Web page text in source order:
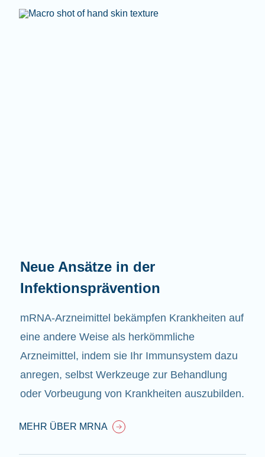
Neue Ansätze in der
Infektionsprävention
mRNA-Arzneimittel bekämpfen Krankheiten auf
eine andere Weise als herkömmliche
Arzneimittel, indem sie Ihr Immunsystem dazu
anregen, selbst Werkzeuge zur Behandlung
oder Vorbeugung von Krankheiten auszubilden.
MEHR ÜBER MRNA